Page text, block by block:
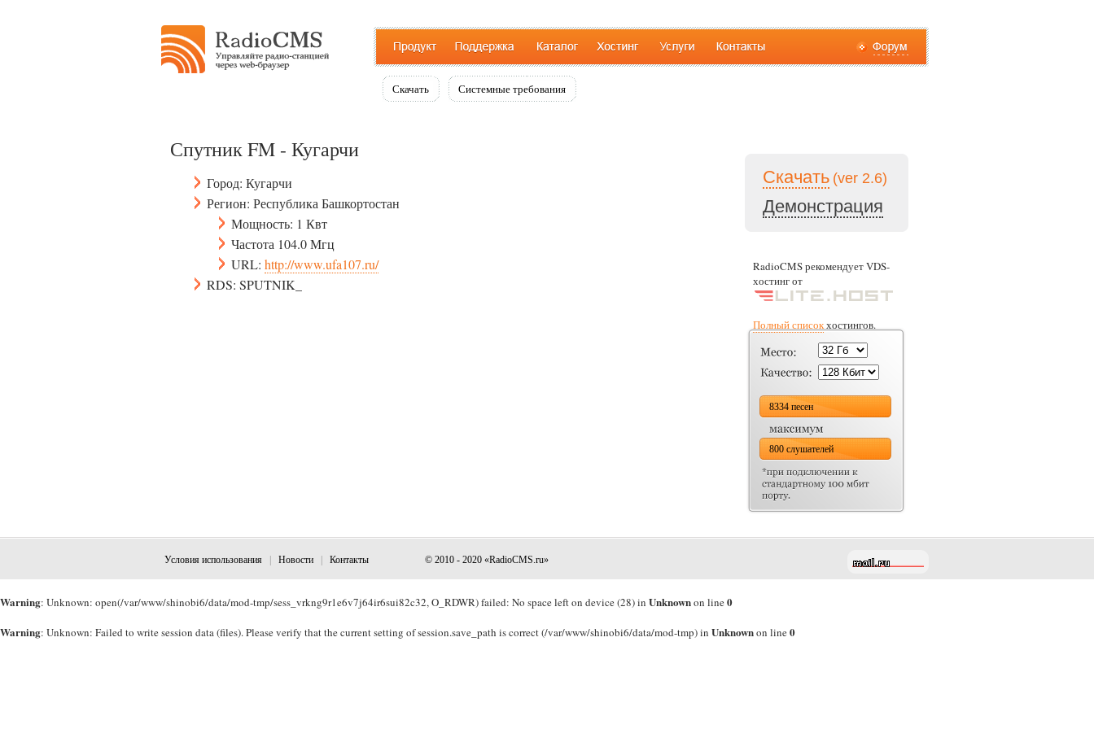
Скачать Системные требования
Спутник FM - Кугарчи
Город: Кугарчи
Регион: Республика Башкортостан
Мощность: 1 Квт
Частота 104.0 Мгц
URL: http://www.ufa107.ru/
RDS: SPUTNIK_
Скачать (ver 2.6)
Демонстрация
RadioCMS рекомендует VDS-
хостинг от
Полный списокхостингов.
8334 песен
800 слушателей
Условия использования Новости Контакты © 2010 - 2020 «RadioCMS.ru»
Warning: Unknown: open(/var/www/shinobi6/data/mod-tmp/sess_vrkng9r1e6v7j64ir6sui82c32, O_RDWR) failed: No space left on device (28) in Unknownon line0
Warning: Unknown: Failed to write session data (files). Please verify that the current setting of session.save_path is correct (/var/www/shinobi6/data/mod-tmp) in Unknownon line0